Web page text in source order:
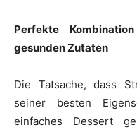
Perfekte
gesunden Zutaten
Die Tatsache, dass
seiner besten
einfaches Dessert